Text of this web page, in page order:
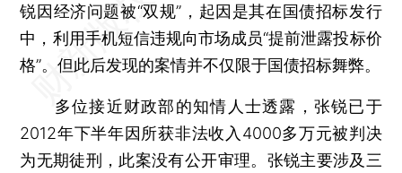
锐因经济问题被“双规”，起因是其在国债招标发行
中，利用手机短信违规向市场成员“提前泄露投标价
格”。但此后发现的案情并不仅限于国债招标舞弊。
多位接近财政部的知情人士透露，张锐已于
2012年下半年因所获非法收入4000多万元被判决
为无期徒刑，此案没有公开审理。张锐主要涉及三